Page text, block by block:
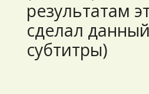
результатам
сделал
субтитры)